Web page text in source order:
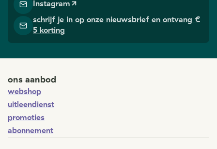
Instagram
schrijf je in op onze nieuwsbrief en ontvang €
5 korting
ons aanbod
webshop
uitleendienst
promoties
abonnement